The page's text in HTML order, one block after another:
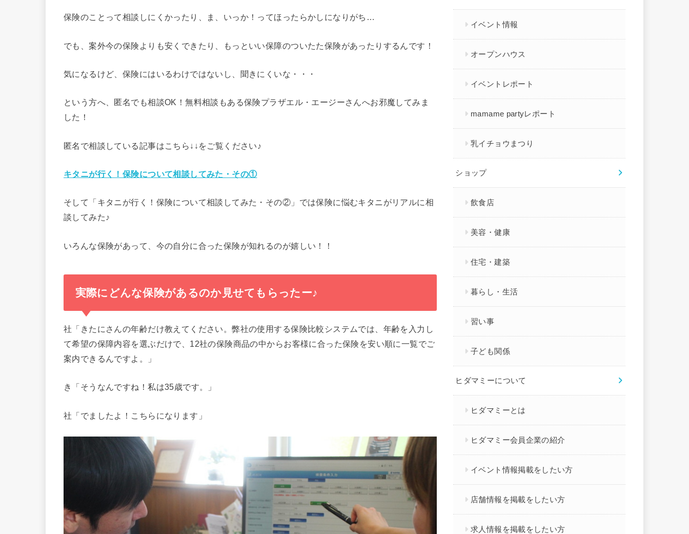
保険のことって相談しにくかったり、ま、いっか！ってほったらかしになりがち…
でも、案外今の保険よりも安くできたり、もっといい保障のついたた保険があったりするんです！
気になるけど、保険にはいるわけではないし、聞きにくいな・・・
という方へ、匿名でも相談OK！無料相談もある保険プラザエル・エージーさんへお邪魔してみま
した！
匿名で相談している記事はこちら↓↓をご覧ください♪
キタニが行く！保険について相談してみた・その①
そして「キタニが行く！保険について相談してみた・その②」では保険に悩むキタニがリアルに相
談してみた♪
いろんな保険があって、今の自分に合った保険が知れるのが嬉しい！！
実際にどんな保険があるのか見せてもらったー♪
社「きたにさんの年齢だけ教えてください。弊社の使用する保険比較システムでは、年齢を入力し
て希望の保障内容を選ぶだけで、12社の保険商品の中からお客様に合った保険を安い順に一覧でご
案内できるんですよ。」
き「そうなんですね！私は35歳です。」
社「でましたよ！こちらになります」
イベント情報
オープンハウス
イベントレポート
mamame partyレポート
乳イチョウまつり
ショップ
飲食店
美容・健康
住宅・建築
暮らし・生活
習い事
子ども関係
ヒダマミーについて
ヒダマミーとは
ヒダマミー会員企業の紹介
イベント情報掲載をしたい方
店舗情報を掲載をしたい方
求人情報を掲載をしたい方